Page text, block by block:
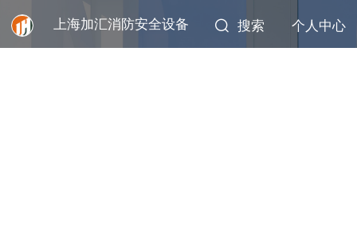
上海加汇消防安全设备 搜索 个人中心